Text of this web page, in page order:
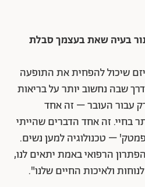
בעיה שאת בעצמך סבלת
שיכול להפחית את התופעה
דרך שבה נחשוב יותר על בריאות
עבור העובר – זה אחד
בחיי. זה אחד הדברים שהייתי
– טכנולוגיה למען נשים.
הרפואי באמת יתאים לנו,
ולאיכות החיים שלנו".